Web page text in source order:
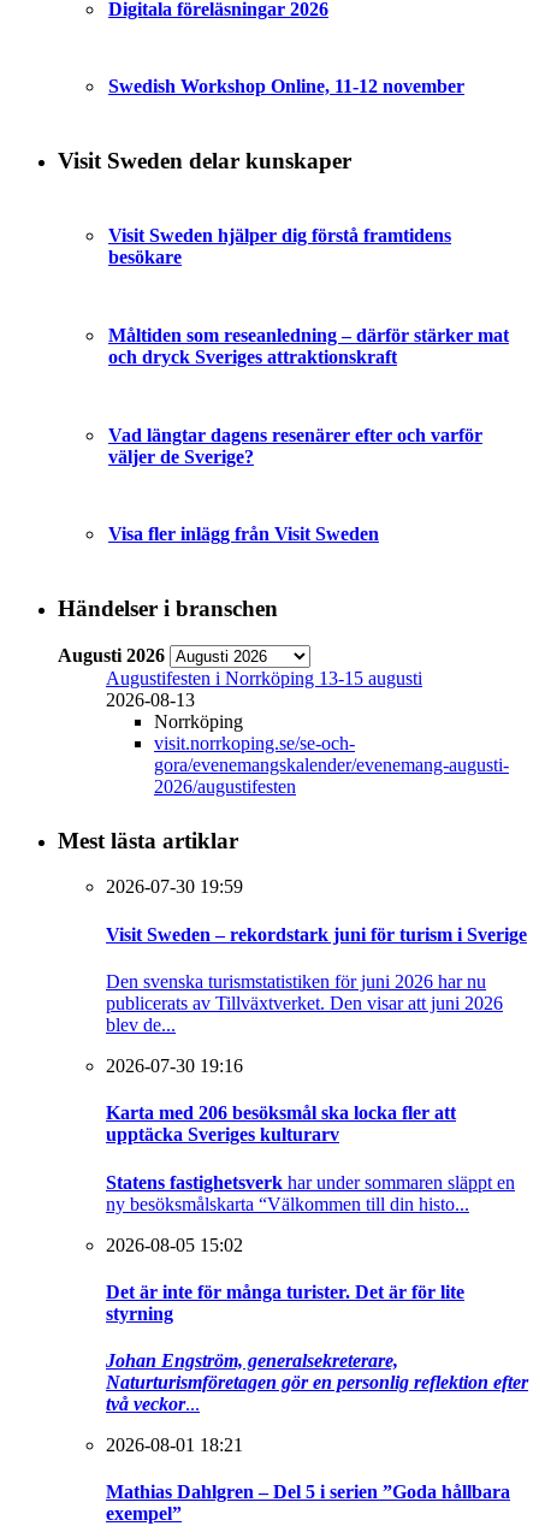
Digitala föreläsningar 2026
Swedish Workshop Online, 11-12 november
Visit Sweden delar kunskaper
Visit Sweden hjälper dig förstå framtidens
besökare
Måltiden som reseanledning – därför stärker mat
och dryck Sveriges attraktionskraft
Vad längtar dagens resenärer efter och varför
väljer de Sverige?
Visa fler inlägg från Visit Sweden
Händelser i branschen
Augusti 2026
Augustifesten i Norrköping 13-15 augusti
2026-08-13
Norrköping
visit.norrkoping.se/se-och-
gora/evenemangskalender/evenemang-augusti-
2026/augustifesten
Mest lästa artiklar
2026-07-30 19:59
Visit Sweden – rekordstark juni för turism i Sverige
Den svenska turismstatistiken för juni 2026 har nu
publicerats av Tillväxtverket. Den visar att juni 2026
blev de...
2026-07-30 19:16
Karta med 206 besöksmål ska locka fler att
upptäcka Sveriges kulturarv
Statens fastighetsverk har under sommaren släppt en
ny besöksmålskarta “Välkommen till din histo...
2026-08-05 15:02
Det är inte för många turister. Det är för lite
styrning
Johan Engström, generalsekreterare,
Naturturismföretagen gör en personlig reflektion efter
två veckor...
2026-08-01 18:21
Mathias Dahlgren – Del 5 i serien ”Goda hållbara
exempel”